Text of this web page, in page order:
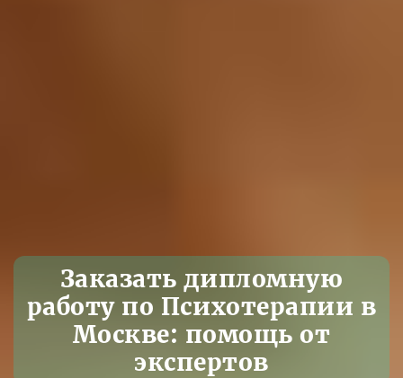
Заказать дипломную
работу по Психотерапии в
Москве: помощь от
экспертов